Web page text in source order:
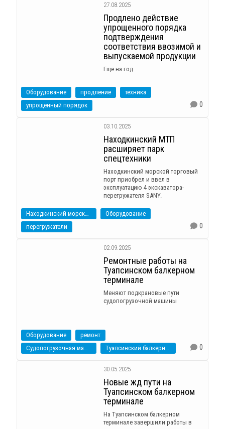
27.08.2025
Продлено действие
упрощенного порядка
подтверждения
соответствия ввозимой и
выпускаемой продукции
Еще на год
Оборудование продление
техника
упрощенный порядок
0
03.10.2025
Находкинский МТП
расширяет парк
спецтехники
Находкинский морской торговый
порт приобрел и ввел в
эксплуатацию 4 экскаватора-
перегружателя SANY.
Оборудование
перегружатели
0
02.09.2025
Ремонтные работы на
Туапсинском балкерном
терминале
Меняют подкрановые пути
судопогрузочной машины
Оборудование
ремонт
0
30.05.2025
Новые жд пути на
Туапсинском балкерном
терминале
На Туапсинском балкерном
терминале завершили работы в